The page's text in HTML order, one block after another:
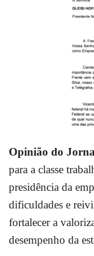
Opinião do
para a classe
presidência da
dificuldades e
fortalecer a
desempenho da